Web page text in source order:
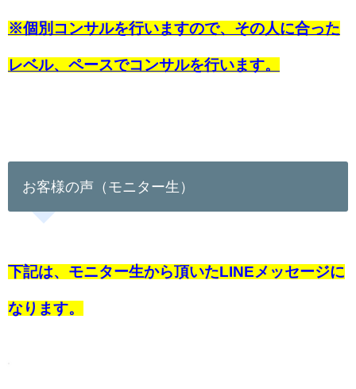
※個別コンサルを行いますので、その人に合った
レベル、ペースでコンサルを行います。
お客様の声（モニター生）
下記は、モニター生から頂いたLINEメッセージに
なります。